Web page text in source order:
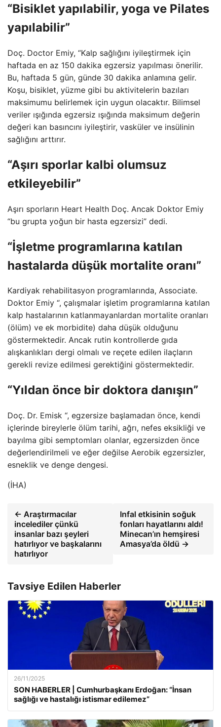
“Bisiklet yapılabilir, yoga ve Pilates
yapılabilir”
Doç. Doctor Emiy, “Kalp sağlığını iyileştirmek için
haftada en az 150 dakika egzersiz yapılması önerilir.
Bu, haftada 5 gün, günde 30 dakika anlamına gelir.
Koşu, bisiklet, yüzme gibi bu aktivitelerin bazıları
maksimumu belirlemek için uygun olacaktır. Bilimsel
veriler ışığında egzersiz ışığında maksimum değerin
değeri kan basıncını iyileştirir, vasküler ve insülinin
sağlığını arttırır.
“Aşırı sporlar kalbi olumsuz
etkileyebilir”
Aşırı sporların Heart Health Doç. Ancak Doktor Emiy
“bu grupta yoğun bir hasta egzersizi” dedi.
“İşletme programlarına katılan
hastalarda düşük mortalite oranı”
Kardiyak rehabilitasyon programlarında, Associate.
Doktor Emiy “, çalışmalar işletim programlarına katılan
kalp hastalarının katlanmayanlardan mortalite oranları
(ölüm) ve ek morbidite) daha düşük olduğunu
göstermektedir. Ancak rutin kontrollerde gıda
alışkanlıkları dergi olmalı ve reçete edilen ilaçların
gerekli revize edilmesi gerektiğini göstermektedir.
“Yıldan önce bir doktora danışın”
Doç. Dr. Emisk “, egzersize başlamadan önce, kendi
içlerinde bireylerle ölüm tarihi, ağrı, nefes eksikliği ve
bayılma gibi semptomları olanlar, egzersizden önce
değerlendirilmeli ve eğer değilse Aerobik egzersizler,
esneklik ve denge dengesi.
(İHA)
← Araştırmacılar
incelediler çünkü
insanlar bazı şeyleri
hatırlıyor ve başkalarını
hatırlıyor
Infal etkisinin soğuk
fonları hayatlarını aldı!
Minecan’ın hemşiresi
Amasya’da öldü →
Tavsiye Edilen Haberler
26/11/2025
SON HABERLER | Cumhurbaşkanı Erdoğan: “İnsan
sağlığı ve hastalığı istismar edilemez”